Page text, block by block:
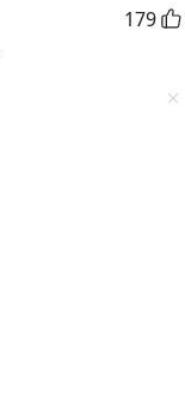
179